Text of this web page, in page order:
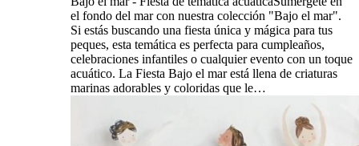
el fondo del mar con nuestra colección "Bajo el mar".
Si estás buscando una fiesta única y mágica para tus
peques, esta temática es perfecta para cumpleaños,
celebraciones infantiles o cualquier evento con un toque
acuático. La Fiesta Bajo el mar está llena de criaturas
marinas adorables y coloridas que le…